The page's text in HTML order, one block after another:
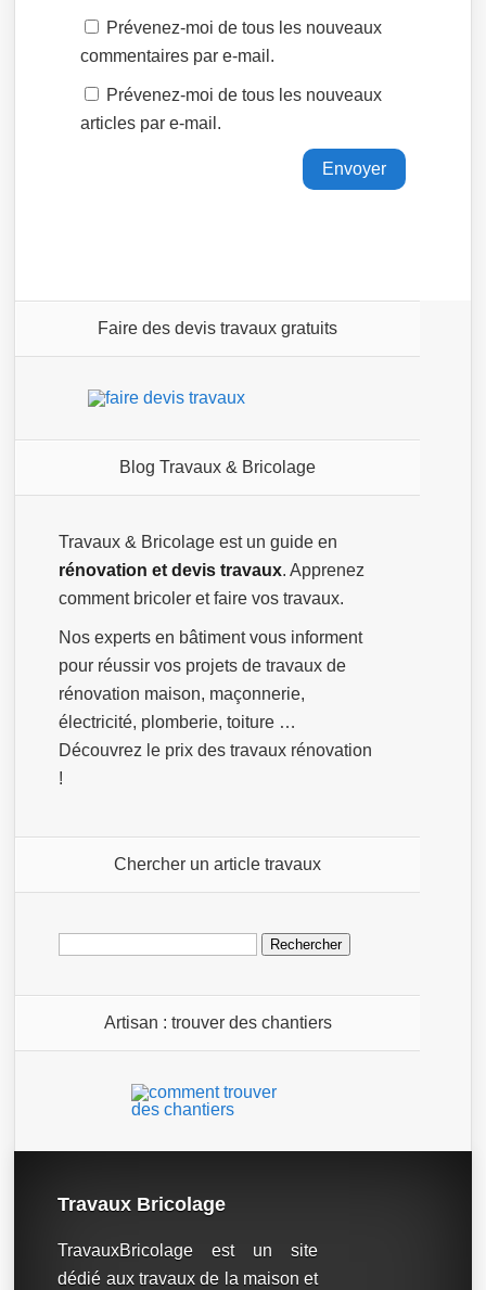
Prévenez-moi de tous les nouveaux
commentaires par e-mail.
Prévenez-moi de tous les nouveaux
articles par e-mail.
Faire des devis travaux gratuits
Blog Travaux & Bricolage
Travaux & Bricolage est un guide en
rénovation et devis travaux. Apprenez
comment bricoler et faire vos travaux.
Nos experts en bâtiment vous informent
pour réussir vos projets de travaux de
rénovation maison, maçonnerie,
électricité, plomberie, toiture …
Découvrez le prix des travaux rénovation
!
Chercher un article travaux
Rechercher :
Artisan : trouver des chantiers
Travaux Bricolage
TravauxBricolage est un site
dédié aux travaux de la maison et